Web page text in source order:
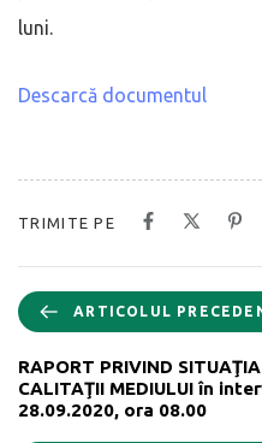
luni.
Descarcă documentul
TRIMITE PE
ARTICOLUL
RAPORT PRIVIND
CALITAŢII MEDIULUI în
28.09.2020, ora 08.00